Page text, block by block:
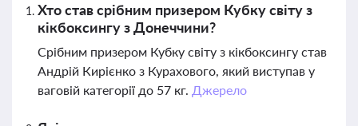
Хто став срібним призером Кубку світу з
кікбоксингу з Донеччини?
Срібним призером Кубку світу з кікбоксингу став
Андрій Кирієнко з Курахового, який виступав у
ваговій категорії до 57 кг. Джерело